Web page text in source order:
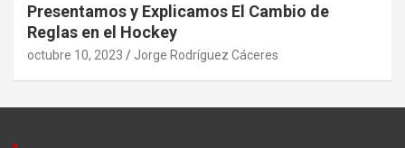
Presentamos y Explicamos El Cambio de
Reglas en el Hockey
octubre 10, 2023 Jorge Rodríguez Cáceres